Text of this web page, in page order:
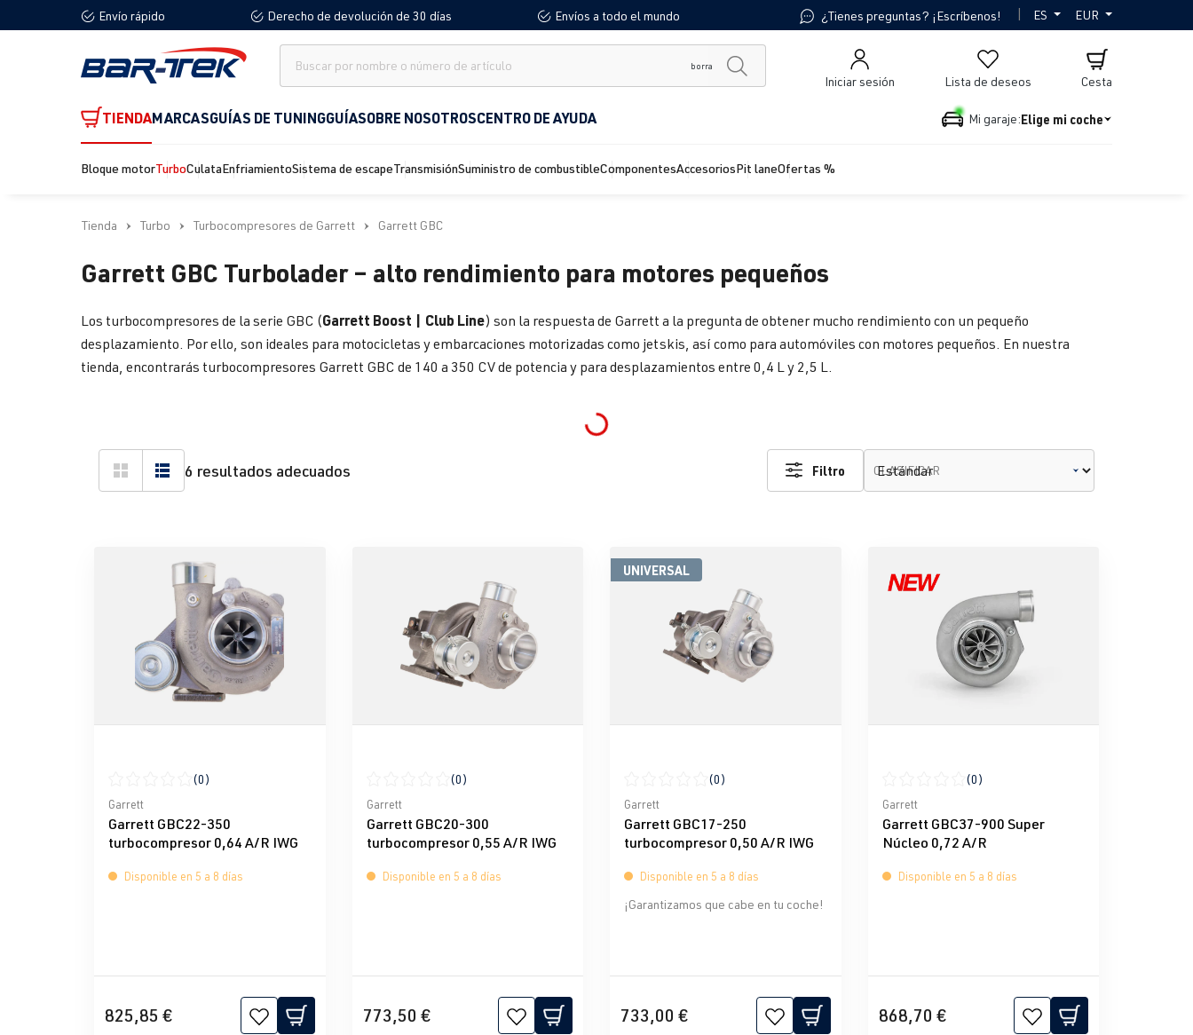
Saltar a la navegación principal
Envío rápido Derecho de devolución de 30 días Envíos a todo el mundo ¿Tienes preguntas? ¡Escríbenos! | ES EUR
borra
Lista de deseos
Iniciar sesión Cesta
TIENDAMARCASGUÍAS DE TUNINGGUÍASOBRE NOSOTROSCENTRO DE AYUDA Mi garaje:Elige mi coche
Bloque motorTurboCulataEnfriamientoSistema de escapeTransmisiónSuministro de combustibleComponentesAccesoriosPit laneOfertas %
Tienda Turbo Turbocompresores de Garrett Garrett GBC
Garrett GBC Turbolader – alto rendimiento para motores pequeños
Los turbocompresores de la serie GBC (Garrett Boost | Club Line) son la respuesta de Garrett a la pregunta de obtener mucho rendimiento con un pequeño
desplazamiento. Por ello, son ideales para motocicletas y embarcaciones motorizadas como jetskis, así como para automóviles con motores pequeños. En nuestra
tienda, encontrarás turbocompresores Garrett GBC de 140 a 350 CV de potencia y para desplazamientos entre 0,4 L y 2,5 L.
Loading...
6 resultados adecuados Filtro CLASIFICAR
Calificación promedio de 0 de 5 estrellas
(0)
Garrett
Garrett GBC22-350
turbocompresor 0,64 A/R IWG
Disponible en 5 a 8 días
825,85 €
Calificación promedio de 0 de 5 estrellas
(0)
Garrett
Garrett GBC20-300
turbocompresor 0,55 A/R IWG
Disponible en 5 a 8 días
773,50 €
UNIVERSAL
Calificación promedio de 0 de 5 estrellas
(0)
Garrett
Garrett GBC17-250
turbocompresor 0,50 A/R IWG
Disponible en 5 a 8 días
¡Garantizamos que cabe en tu coche!
733,00 €
Calificación promedio de 0 de 5 estrellas
(0)
Garrett
Garrett GBC37-900 Super
Núcleo 0,72 A/R
Disponible en 5 a 8 días
868,70 €